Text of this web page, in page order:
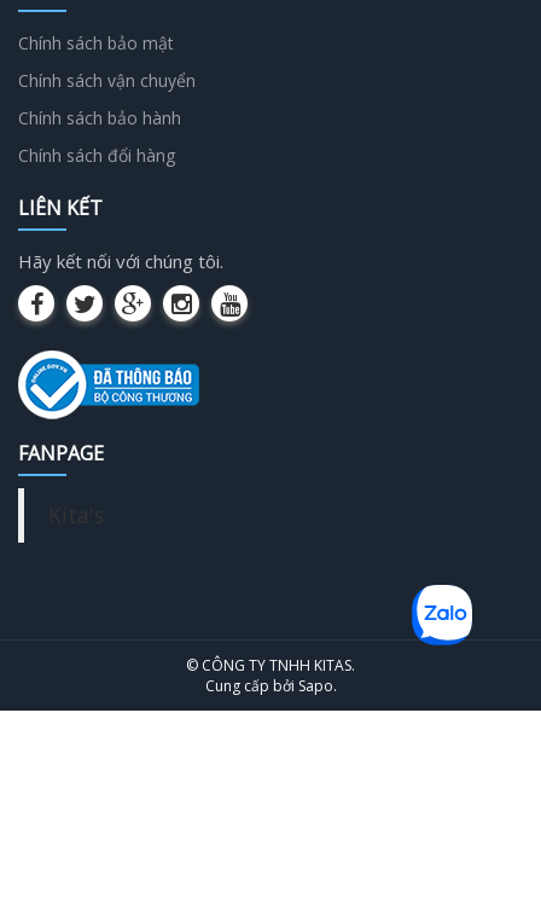
Chính sách bảo mật
Chính sách vận chuyển
Chính sách bảo hành
Chính sách đổi hàng
LIÊN KẾT
Hãy kết nối với chúng tôi.
FANPAGE
© CÔNG TY TNHH KITAS.
Cung cấp bởi Sapo.